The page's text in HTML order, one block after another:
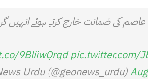
کی ضمانت خارج کرتے ہوئے انہیں
9BliiwQrqd pic.twitter.com/
Urdu (@geonews_urdu)